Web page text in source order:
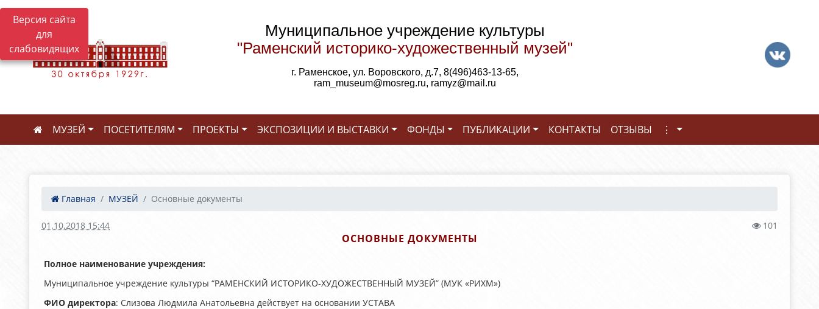
Версия сайта
для
слабовидящих
Муниципальное учреждение культуры
"Раменский историко-художественный музей"
г. Раменское, ул. Воровского, д.7, 8(496)463-13-65,
ram_museum@mosreg.ru, ramyz@mail.ru
МУЗЕЙ ПОСЕТИТЕЛЯМ ПРОЕКТЫ ЭКСПОЗИЦИИ И ВЫСТАВКИ ФОНДЫ ПУБЛИКАЦИИ КОНТАКТЫ ОТЗЫВЫ ⋮
Главная МУЗЕЙ Основные документы
01.10.2018 15:44 101
ОСНОВНЫЕ ДОКУМЕНТЫ
Полное наименование учреждения:
Муниципальное учреждение культуры “РАМЕНСКИЙ ИСТОРИКО-ХУДОЖЕСТВЕННЫЙ МУЗЕЙ” (МУК «РИХМ»)
ФИО директора: Слизова Людмила Анатольевна действует на основании УСТАВА